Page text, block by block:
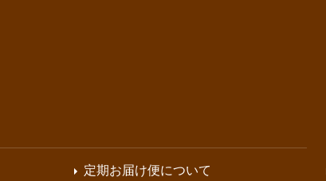
定期お届け便について